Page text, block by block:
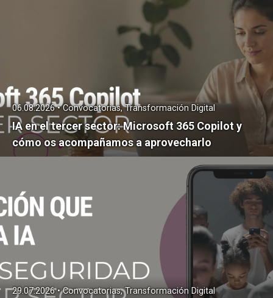
IA en el tercer sector: Microsoft 365 Copilot y
cómo os acompañamos a aprovecharlo
06.08.2026 • Convocatorias, Transformación Digital
29.07.2026 • Convocatorias, Transformación Digital